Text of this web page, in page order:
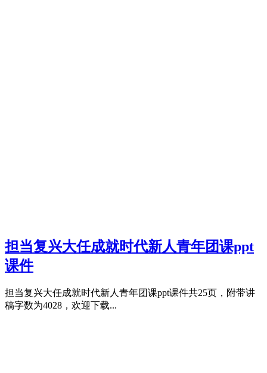
担当复兴大任成就时代新人青年团课ppt
课件
担当复兴大任成就时代新人青年团课ppt课件共25页，附带讲
稿字数为4028，欢迎下载...